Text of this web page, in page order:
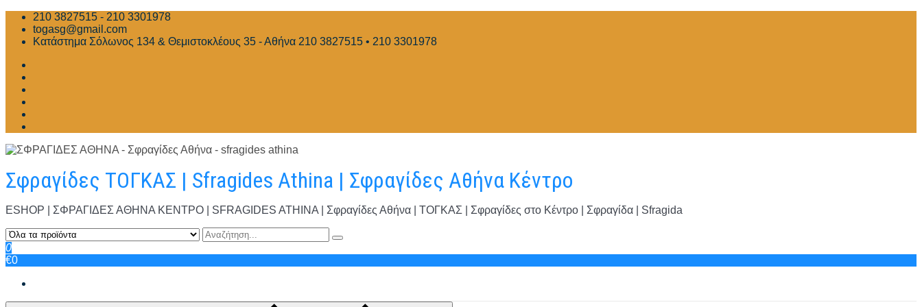
Skip
content
210 3827515 - 210 3301978
togasg@gmail.com
Κατάστημα Σόλωνος 134 & Θεμιστοκλέους 35 - Αθήνα 210 3827515 • 210 3301978
Σφραγίδες ΤΟΓΚΑΣ | Sfragides Athina | Σφραγίδες Αθήνα Κέντρο
ESHOP | ΣΦΡΑΓΙΔΕΣ ΑΘΗΝΑ ΚΕΝΤΡΟ | SFRAGIDES ATHINA | Σφραγίδες Αθήνα | ΤΟΓΚΑΣ | Σφραγίδες στο Κέντρο | Σφραγίδα | Sfragida
0
€0